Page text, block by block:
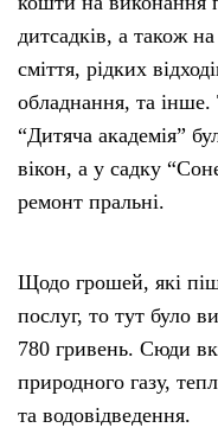
дитсадків, а також
сміття, рідких
обладнання, та
“Дитяча академія”
вікон, а у садку
ремонт пральні.
Щодо грошей, які
послуг, то тут було
780 гривень. Сюди
природного газу,
та водовідведення.